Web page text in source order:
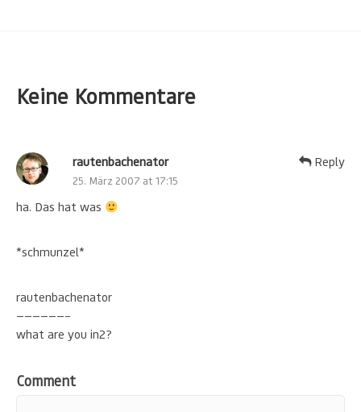
Keine Kommentare
rautenbachenator
25. März 2007 at 17:15
ha. Das hat was
*schmunzel*
rautenbachenator
——————–
what are you in2?
Reply
Comment